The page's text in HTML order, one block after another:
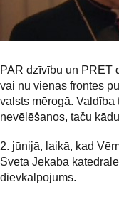
PAR dzīvību un PRET
vai nu vienas frontes
valsts mērogā.
nevēlēšanos, taču
2. jūnijā, laikā, kad
Svētā Jēkaba
dievkalpojums.